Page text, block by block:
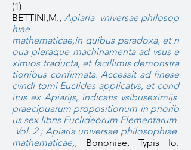
(1)
BETTINI,M., Apiaria vniversae philosop
hiae
mathematicae,in quibus paradoxa, et n
oua pleraque machinamenta ad vsus e
ximios traducta, et facillimis demonstra
tionibus confirmata. Accessit ad finese
cvndi tomi Euclides applicatvs, et cond
itus ex Apiarijs, indicatis vsibuseximijs
praecipuarum propositionum in priorib
us sex libris Euclideorum Elementarum.
Vol.2.; Apiaria universae philosophiae
mathematicae,, Bononiae, Typis
Io.